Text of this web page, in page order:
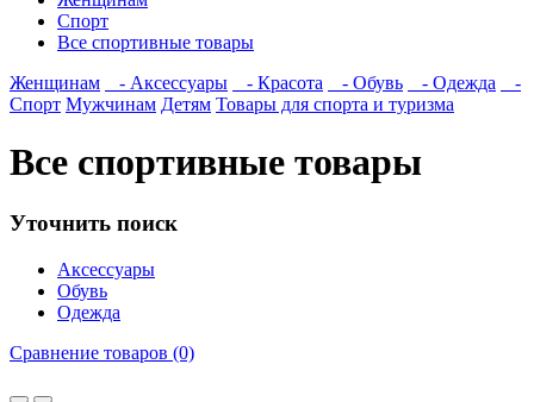
Спорт
Все спортивные товары
Женщинам
- Аксессуары - Красота - Обувь - Одежда
-
Спорт Мужчинам Детям Товары для спорта и туризма
Все спортивные товары
Уточнить поиск
Аксессуары
Обувь
Одежда
Сравнение товаров (0)